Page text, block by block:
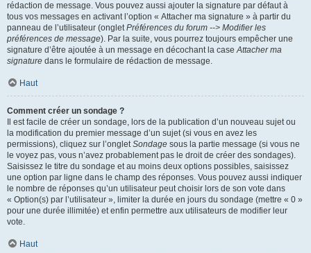
rédaction de message. Vous pouvez aussi ajouter la signature par défaut à
tous vos messages en activant l’option « Attacher ma signature » à partir du
panneau de l’utilisateur (ongletPréférences du forum --> Modifier les
préférences de message). Par la suite, vous pourrez toujours empêcher une
signature d’être ajoutée à un message en décochant la caseAttacher ma
signature dans le formulaire de rédaction de message.
Haut
Comment créer un sondage ?
Il est facile de créer un sondage, lors de la publication d’un nouveau sujet ou
la modification du premier message d’un sujet (si vous en avez les
permissions), cliquez sur l’ongletSondage sous la partie message (si vous ne
le voyez pas, vous n’avez probablement pas le droit de créer des sondages).
Saisissez le titre du sondage et au moins deux options possibles, saisissez
une option par ligne dans le champ des réponses. Vous pouvez aussi indiquer
le nombre de réponses qu’un utilisateur peut choisir lors de son vote dans
« Option(s) par l’utilisateur », limiter la durée en jours du sondage (mettre « 0 »
pour une durée illimitée) et enfin permettre aux utilisateurs de modifier leur
vote.
Haut